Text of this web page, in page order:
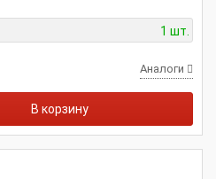
1 шт.
Аналоги
В корзину